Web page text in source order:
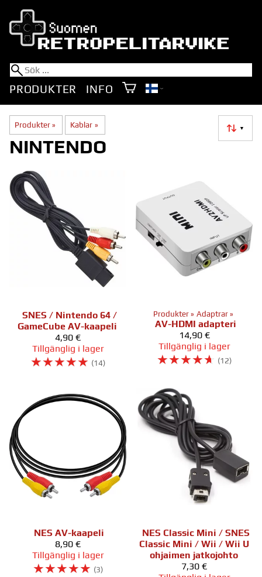
PRODUKTER INFO
Produkter ‪» Kablar ‪» ▼
NINTENDO
SNES / Nintendo 64 /
GameCube AV-kaapeli
4,90 €
Tillgänglig i lager
☆☆☆☆☆ (14)
Produkter ‪» Adaptrar ‪»
AV-HDMI adapteri
14,90 €
Tillgänglig i lager
☆☆☆☆☆ (12)
NES AV-kaapeli
8,90 €
Tillgänglig i lager
☆☆☆☆☆ (3)
NES Classic Mini / SNES
Classic Mini / Wii / Wii U
ohjaimen jatkojohto
7,30 €